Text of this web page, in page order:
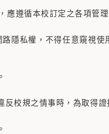
循本校訂定之各項管理
私權，不得任意窺視使
規之情事時，為取得證